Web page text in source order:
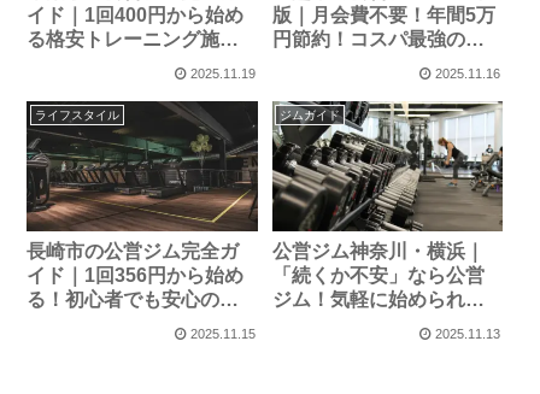
イド｜1回400円から始め
る格安トレーニング施設
2025.11.19
版｜月会費不要！年間5万
円節約！コスパ最強のト
レーニング施設を全紹介
2025.11.16
ライフスタイル
長崎市の公営ジム完全ガ
イド｜1回356円から始め
る！初心者でも安心の格
2025.11.15
ジムガイド
公営ジム神奈川・横浜｜
「続くか不安」なら公営
ジム！気軽に始められる
2025.11.13